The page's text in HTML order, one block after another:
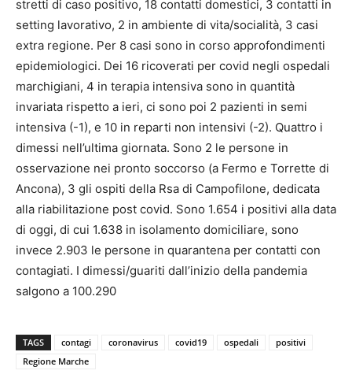
stretti di caso positivo, 18 contatti domestici, 3 contatti in
setting lavorativo, 2 in ambiente di vita/socialità, 3 casi
extra regione. Per 8 casi sono in corso approfondimenti
epidemiologici. Dei 16 ricoverati per covid negli ospedali
marchigiani, 4 in terapia intensiva sono in quantità
invariata rispetto a ieri, ci sono poi 2 pazienti in semi
intensiva (-1), e 10 in reparti non intensivi (-2). Quattro i
dimessi nell’ultima giornata. Sono 2 le persone in
osservazione nei pronto soccorso (a Fermo e Torrette di
Ancona), 3 gli ospiti della Rsa di Campofilone, dedicata
alla riabilitazione post covid. Sono 1.654 i positivi alla data
di oggi, di cui 1.638 in isolamento domiciliare, sono
invece 2.903 le persone in quarantena per contatti con
contagiati. I dimessi/guariti dall’inizio della pandemia
salgono a 100.290
TAGS contagi coronavirus covid19 ospedali
positivi
Regione Marche